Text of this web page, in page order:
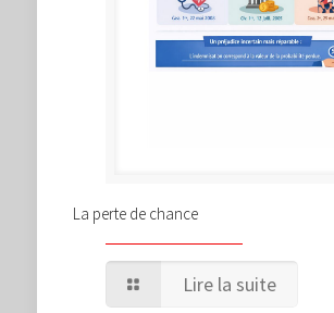
La perte de chance
Lire la suite